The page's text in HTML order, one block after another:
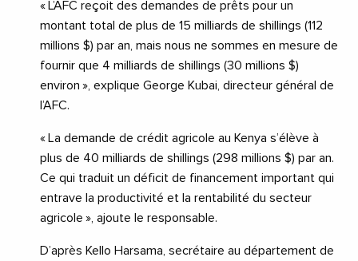
« L’AFC reçoit des demandes de prêts pour un
montant total de plus de 15 milliards de shillings (112
millions $) par an, mais nous ne sommes en mesure de
fournir que 4 milliards de shillings (30 millions $)
environ », explique George Kubai, directeur général de
l’AFC.
« La demande de crédit agricole au Kenya s’élève à
plus de 40 milliards de shillings (298 millions $) par an.
Ce qui traduit un déficit de financement important qui
entrave la productivité et la rentabilité du secteur
agricole », ajoute le responsable.
D’après Kello Harsama, secrétaire au département de